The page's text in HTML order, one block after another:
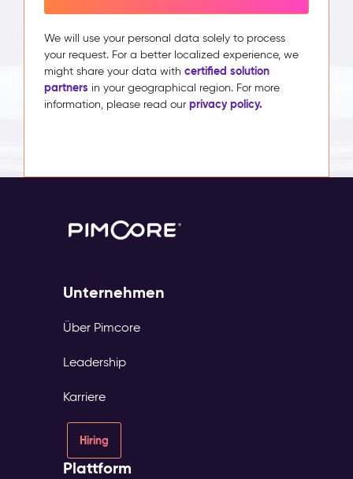
We will use your personal data solely to process
your request. For a better localized experience, we
might share your data with certified solution
partners in your geographical region. For more
information, please read our privacy policy.
Unternehmen
Über Pimcore
Leadership
Karriere
Hiring
Plattform